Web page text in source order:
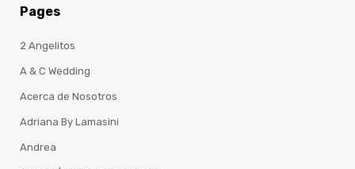
Pages
2 Angelitos
A & C Wedding
Acerca de Nosotros
Adriana By Lamasini
Andrea